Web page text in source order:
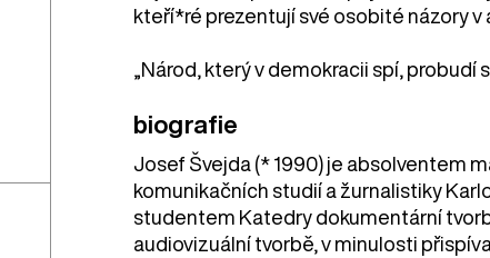
kteří*ré prezentují své osobité názory v
„Národ, který v demokracii spí, probudí
biografie
Josef Švejda (* 1990) je absolventem
komunikačních studií a žurnalistiky
studentem Katedry dokumentární
audiovizuální tvorbě, v minulosti